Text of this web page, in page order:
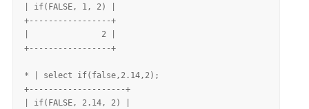
| if(FALSE, 1, 2) |
+-----------------+
|               2 |
+-----------------+
* | select if(false,2.14,2);
+--------------------+
| if(FALSE, 2.14, 2) |